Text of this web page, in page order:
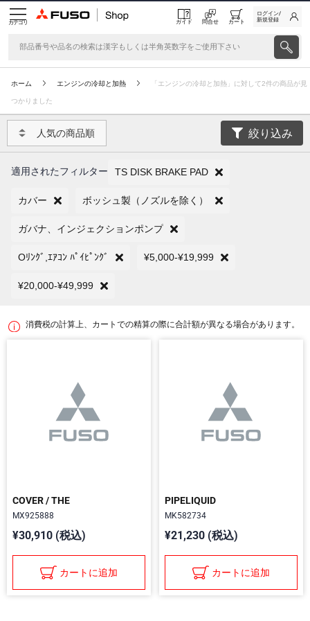
カテゴリ ガイド 問合せ カート
ログイン/
新規登録
ホーム エンジンの冷却と加熱 「エンジンの冷却と加熱」に対して2件の商品が見
つかりました
人気の商品順 絞り込み
適用されたフィルター TS DISK BRAKE PAD
カバー ボッシュ製（ノズルを除く）
ガバナ、インジェクションポンプ
Oﾘﾝｸﾞ,ｴｱｺﾝ ﾊﾟｲﾋﾟﾝｸﾞ ¥5,000-¥19,999
¥20,000-¥49,999
消費税の計算上、カートでの精算の際に合計額が異なる場合があります。
COVER / THE
MX925888
¥30,910 (税込)
カートに追加
PIPELIQUID
MK582734
¥21,230 (税込)
カートに追加